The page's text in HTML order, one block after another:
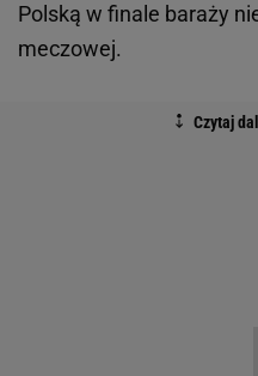
Polską w finale baraży
meczowej.